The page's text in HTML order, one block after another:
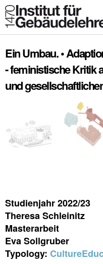
Ein Umbau. •
- feministische Kritik
und
Studienjahr 2022/23
Theresa Schleinitz
Masterarbeit
Eva Sollgruber
Typology: Culture